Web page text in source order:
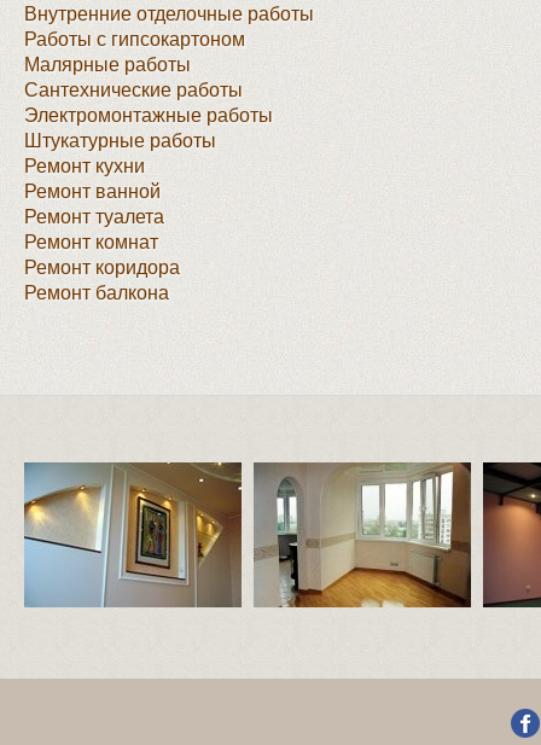
Внутренние отделочные работы
Работы с гипсокартоном
Малярные работы
Сантехнические работы
Электромонтажные работы
Штукатурные работы
Ремонт кухни
Ремонт ванной
Ремонт туалета
Ремонт комнат
Ремонт коридора
Ремонт балкона